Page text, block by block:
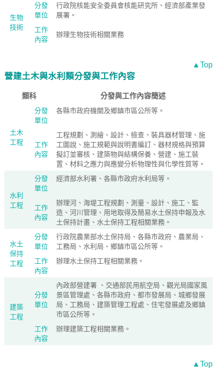
生物
技術
分發
單位
行政院核能安全委員會核能研究所、經濟部產業發
展署。
工作
內容
辦理生物技術相關業務
▲Top
營建土木與水利類分發與工作內容
類科 分發與工作內容簡述
土木
工程
分發
單位
各縣市政府機關及鄉鎮市區公所等。
工作
內容
工程規劃、測繪、設計、檢查、裝具器材管理、施
工圖說、施工規範與說明書編訂、器材規格與預算
擬訂並審核、建築物與結構保養、營建、施工裝
置、材料之應力與應變分析物理性與化學性質等。
水利
工程
分發
單位
經濟部水利署、各縣市政府水利局等。
工作
內容
辦理河、海堤工程規劃、測量、設計、施工、監
造、河川管理、用地取得及簡易水土保持申報及水
土保持計畫、水土保持工程相關業務。
水土
保持
工程
分發
單位
行政院農業部水土保持局、各縣市政府、農業局、
工務局、水利局、鄉鎮市區公所等。
工作
內容
辦理水土保持工程相關業務。
建築
工程
分發
單位
內政部營建署 、交通部民用航空局、觀光局國家風
景區管理處、各縣市政府、都市發展局、城鄉發展
局、工務局、建築管理工程處、住宅發展處及鄉鎮
市區公所等。
工作
內容
辦理建築工程相關業務。
▲Top